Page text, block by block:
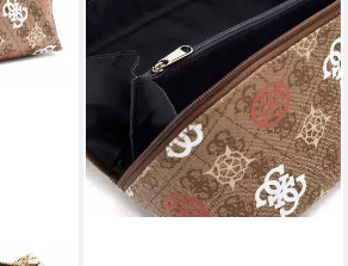
in 2-3 Werktagen bei dir